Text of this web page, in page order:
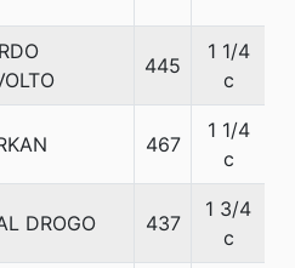
445
1 1/4
c
467
1 1/4
c
DROGO 437
1 3/4
c